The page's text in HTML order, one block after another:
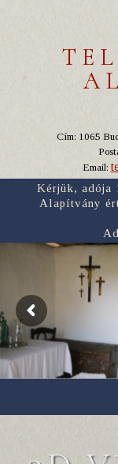
Cím: 1065
Email:
Kérjük, adója
Alapítvány